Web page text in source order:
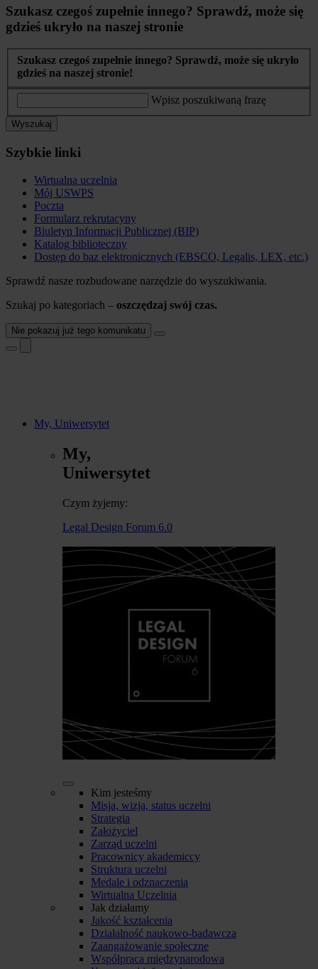
Szukasz czegoś zupełnie innego? Sprawdź, może się
gdzieś ukryło na naszej stronie
Szukasz czegoś zupełnie innego? Sprawdź, może się ukryło
gdzieś na naszej stronie!
Wpisz poszukiwaną frazę
Wyszukaj
Szybkie linki
Wirtualna uczelnia
Mój USWPS
Poczta
Formularz rekrutacyny
Biuletyn Informacji Publicznej (BIP)
Katalog biblioteczny
Dostęp do baz elektronicznych (EBSCO, Legalis, LEX, etc.)
Sprawdź nasze rozbudowane narzędzie do wyszukiwania.
Szukaj po kategoriach – oszczędzaj swój czas.
Nie pokazuj już tego komunikatu
My, Uniwersytet
My,
Uniwersytet
Czym żyjemy:
Legal Design Forum 6.0
Kim jesteśmy
Misja, wizja, status uczelni
Strategia
Założyciel
Zarząd uczelni
Pracownicy akademiccy
Struktura uczelni
Medale i odznaczenia
Wirtualna Uczelnia
Jak działamy
Jakość kształcenia
Działalność naukowo-badawcza
Zaangażowanie społeczne
Współpraca międzynarodowa